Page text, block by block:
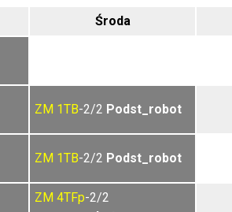
Środa
ZM 1TB-2/2 Podst_robot
ZM 1TB-2/2 Podst_robot
ZM 4TFp-2/2